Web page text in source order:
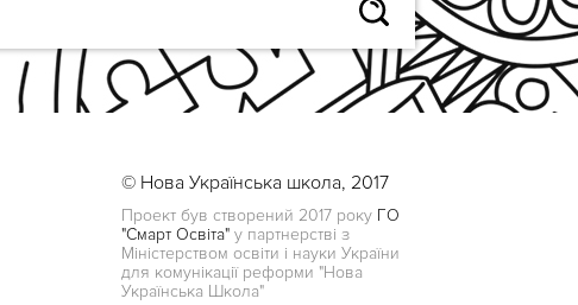
© Нова Українська школа, 2017
Проект був створений 2017 року ГО
"Смарт Освіта" у партнерстві з
Міністерством освіти і науки України
для комунікації реформи "Нова
Українська Школа"